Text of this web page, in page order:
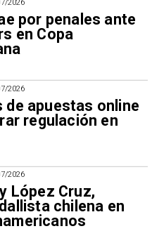
2026
por penales ante
en Copa
2026
de apuestas online
regulación en
2026
López Cruz,
chilena en